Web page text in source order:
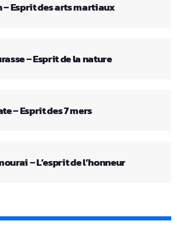
– Esprit des arts martiaux
– Esprit de la nature
– Esprit des 7 mers
– L’esprit de l’honneur